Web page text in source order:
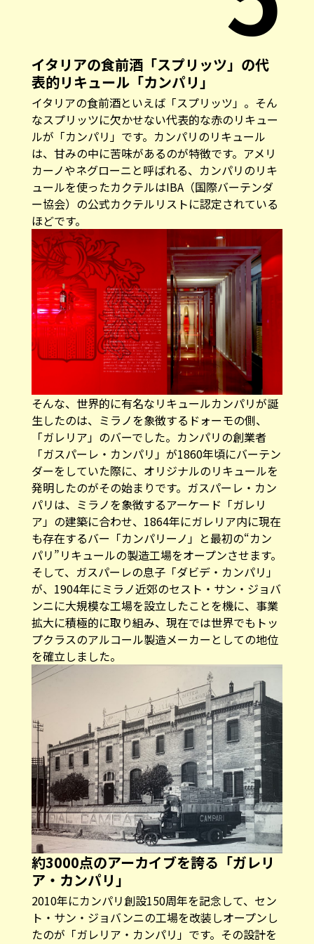
イタリアの食前酒「スプリッツ」の代
表的リキュール「カンパリ」
イタリアの食前酒といえば「スプリッツ」。そん
なスプリッツに欠かせない代表的な赤のリキュー
ルが「カンパリ」です。カンパリのリキュール
は、甘みの中に苦味があるのが特徴です。アメリ
カーノやネグローニと呼ばれる、カンパリのリキ
ュールを使ったカクテルはIBA（国際バーテンダ
ー協会）の公式カクテルリストに認定されている
ほどです。
そんな、世界的に有名なリキュールカンパリが誕
生したのは、ミラノを象徴するドォーモの側、
「ガレリア」のバーでした。カンパリの創業者
「ガスパーレ・カンパリ」が1860年頃にバーテン
ダーをしていた際に、オリジナルのリキュールを
発明したのがその始まりです。ガスパーレ・カン
パリは、ミラノを象徴するアーケード「ガレリ
ア」の建築に合わせ、1864年にガレリア内に現在
も存在するバー「カンパリーノ」と最初の“カン
パリ”リキュールの製造工場をオープンさせます。
そして、ガスパーレの息子「ダビデ・カンパリ」
が、1904年にミラノ近郊のセスト・サン・ジョバ
ンニに大規模な工場を設立したことを機に、事業
拡大に積極的に取り組み、現在では世界でもトッ
プクラスのアルコール製造メーカーとしての地位
を確立しました。
約3000点のアーカイブを誇る「ガレリ
ア・カンパリ」
2010年にカンパリ創設150周年を記念して、セン
ト・サン・ジョバンニの工場を改装しオープンし
たのが「ガレリア・カンパリ」です。その設計を